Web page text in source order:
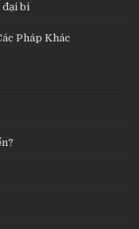
đại bi
Pháp Khác